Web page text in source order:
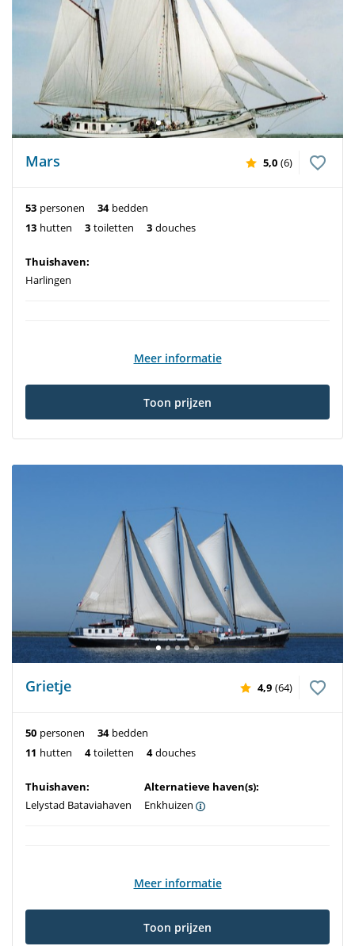
Mars 5,0 (6)
53 personen 34 bedden
13 hutten 3 toiletten 3 douches
Thuishaven:
Harlingen
Meer informatie
Toon prijzen
Grietje 4,9 (64)
50 personen 34 bedden
11 hutten 4 toiletten 4 douches
Thuishaven:
Lelystad Bataviahaven
Alternatieve haven(s):
Enkhuizen
Meer informatie
Toon prijzen